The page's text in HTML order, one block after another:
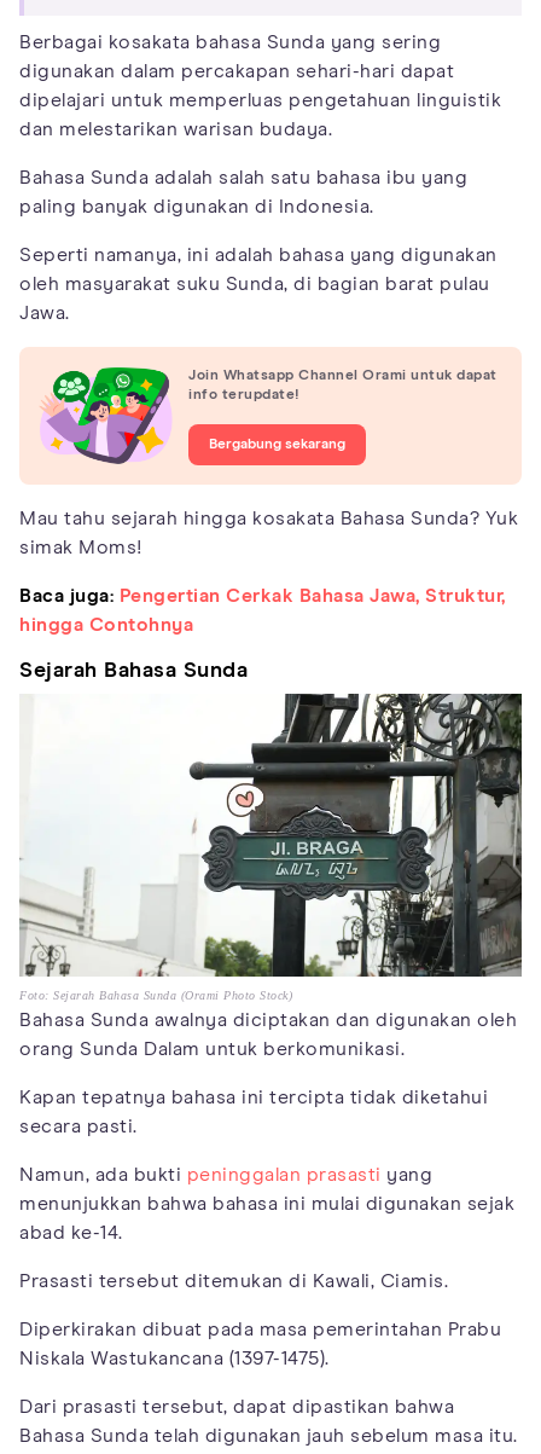
Berbagai kosakata bahasa Sunda yang sering
digunakan dalam percakapan sehari-hari dapat
dipelajari untuk memperluas pengetahuan linguistik
dan melestarikan warisan budaya.
Bahasa Sunda adalah salah satu bahasa ibu yang
paling banyak digunakan di Indonesia.
Seperti namanya, ini adalah bahasa yang digunakan
oleh masyarakat suku Sunda, di bagian barat pulau
Jawa.
Join Whatsapp Channel Orami untuk dapat
info terupdate!
Bergabung sekarang
Mau tahu sejarah hingga kosakata Bahasa Sunda? Yuk
simak Moms!
Baca juga: Pengertian Cerkak Bahasa Jawa, Struktur,
hingga Contohnya
Sejarah Bahasa Sunda
Foto: Sejarah Bahasa Sunda (Orami Photo Stock)
Bahasa Sunda awalnya diciptakan dan digunakan oleh
orang Sunda Dalam untuk berkomunikasi.
Kapan tepatnya bahasa ini tercipta tidak diketahui
secara pasti.
Namun, ada bukti peninggalan prasasti yang
menunjukkan bahwa bahasa ini mulai digunakan sejak
abad ke-14.
Prasasti tersebut ditemukan di Kawali, Ciamis.
Diperkirakan dibuat pada masa pemerintahan Prabu
Niskala Wastukancana (1397-1475).
Dari prasasti tersebut, dapat dipastikan bahwa
Bahasa Sunda telah digunakan jauh sebelum masa itu.